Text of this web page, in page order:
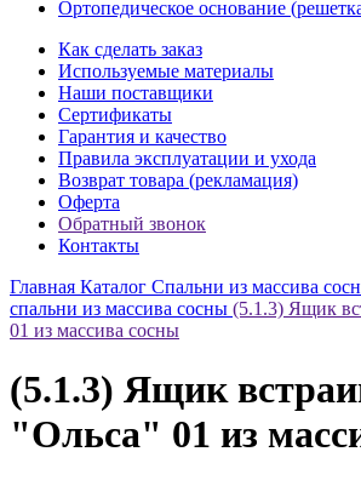
Ортопедическое основание
Как сделать заказ
Используемые материалы
Наши поставщики
Сертификаты
Гарантия и качество
Правила эксплуатации и ухода
Возврат товара (рекламация)
Оферта
Обратный звонок
Контакты
Главная Каталог Спальни из массива
спальни из массива сосны (5.1.3) Ящик
01 из массива сосны
(5.1.3) Ящик
"Ольса" 01 из